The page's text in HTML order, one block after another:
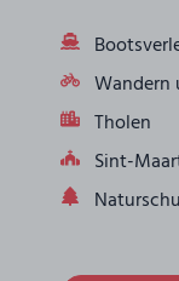
Wandern
Tholen
Sint-